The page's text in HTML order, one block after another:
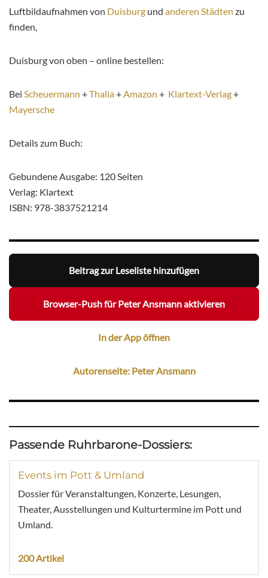
Luftbildaufnahmen von Duisburg und anderen Städten zu
finden,
Duisburg von oben – online bestellen:
Bei Scheuermann +Thalia+Amazon + Klartext-Verlag+
Mayersche
Details zum Buch:
Gebundene Ausgabe: 120 Seiten
Verlag: Klartext
ISBN: 978-3837521214
Beitrag zur Leseliste hinzufügen
Browser-Push für Peter Ansmann aktivieren
In der App öffnen
Autorenseite: Peter Ansmann
Passende Ruhrbarone-Dossiers:
Events im Pott & Umland
Dossier für Veranstaltungen, Konzerte, Lesungen,
Theater, Ausstellungen und Kulturtermine im Pott und
Umland.
200 Artikel